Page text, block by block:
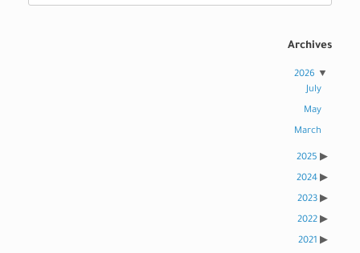
Archives
2026
July
May
March
2025
2024
2023
2022
2021